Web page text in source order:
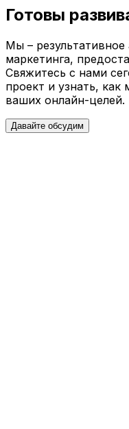
Готовы
Мы –
маркетинга,
Свяжитесь с нами
проект и узнать,
ваших онлайн-целей.
Давайте обсудим